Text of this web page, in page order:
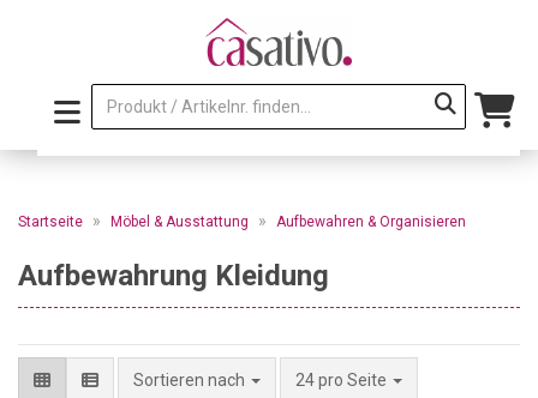
Startseite » Möbel & Ausstattung » Aufbewahren & Organisieren
Aufbewahrung Kleidung
Sortieren nach 24 pro Seite